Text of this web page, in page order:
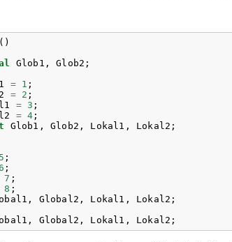
()
Glob1 , Glob2 ;
= 1 ;
= 2 ;
= 3 ;
= 4 ;
Glob1 , Glob2 , Lokal1 , Lokal2 ;
5 ;
;
7 ;
8 ;
, Global2 , Lokal1 , Lokal2 ;
, Global2 , Lokal1 , Lokal2 ;